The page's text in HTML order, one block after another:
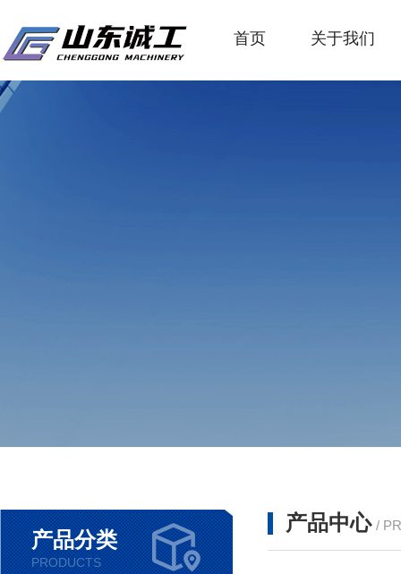
首页 关于我们
产品分类
PRODUCTS
产品中心 /